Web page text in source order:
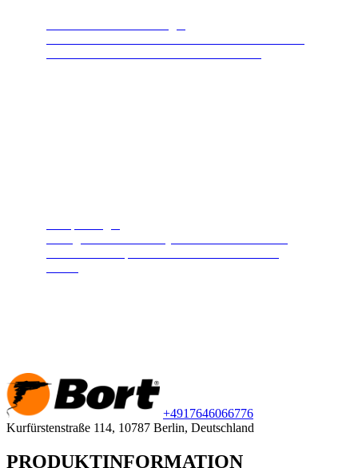
+4917646066776
Kurfürstenstraße 114, 10787 Berlin, Deutschland
PRODUKTINFORMATION